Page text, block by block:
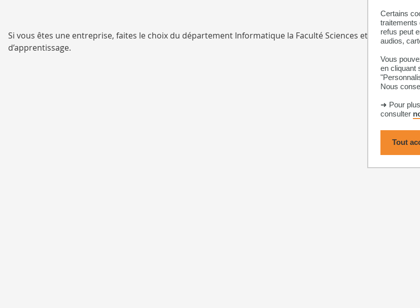
Certains
traitements
refus peut
audios,
Vous
en cliquant
Nous
➜ Pour
consulter
Tout
Si vous êtes une entreprise, faites le choix du département Informatique la Faculté Sciences et Ingénierie
d’apprentissage.